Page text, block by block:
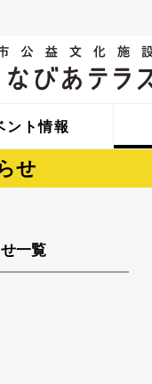
ント情報
せ
一覧